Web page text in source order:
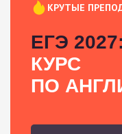
КРУТЫЕ
ЕГЭ 2027:
КУРС
ПО